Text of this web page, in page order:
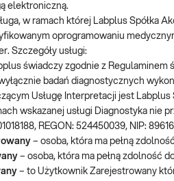
elektroniczną.
w ramach której Labplus Spółka
oprogramowaniu
Szczegóły usługi:
świadczy zgodnie z Regulaminem
badań diagnostycznych
Usługę Interpretacji jest Labplus
wskazanej usługi Diagnostyka nie
REGON: 524450039, NIP:
– osoba, która ma pełną
– osoba, która ma pełną zdolność
– to Użytkownik Zarejestrowany